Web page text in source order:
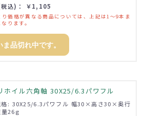
税込)： ￥1,105
価格が異なる商品については、上記は1～9本ま
ります。
ま品切れ中です。
ホイル六角軸 30X25/6.3パワフル
格: 30X25/6.3パワフル 幅30×高さ30×奥行
26g